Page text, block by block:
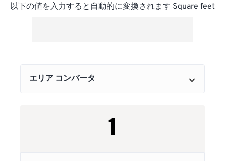
以下の値を入力すると自動的に変換されます Square feet